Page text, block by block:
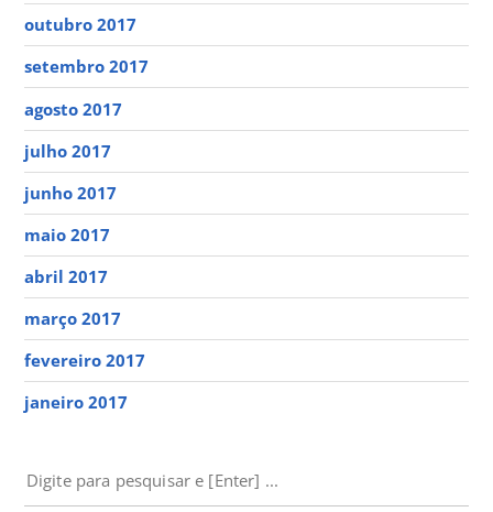
outubro 2017
setembro 2017
agosto 2017
julho 2017
junho 2017
maio 2017
abril 2017
março 2017
fevereiro 2017
janeiro 2017
PESQUISAR